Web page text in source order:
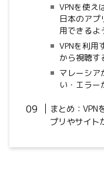
VPNを使え
日本のアプ
用できるよ
VPNを利
から視聴す
マレーシア
い・エラー
まとめ：VPN
プリやサイト